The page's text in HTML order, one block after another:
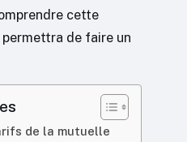
cette
de faire un
de la mutuelle